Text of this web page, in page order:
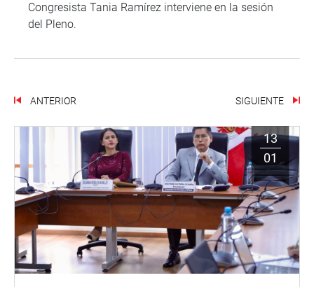
Congresista Tania Ramírez interviene en la sesión
del Pleno.
ANTERIOR SIGUIENTE
13
01